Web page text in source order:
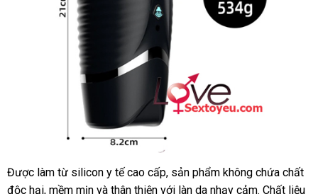
Âm
đạo
Được làm từ silicon y tế cao cấp, sản phẩm không chứa chất
độc hại, mềm mịn và thân thiện với làn da nhạy cảm. Chất liệu